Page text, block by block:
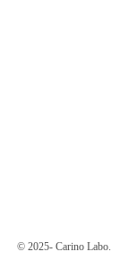
© 2025- Carino Labo.